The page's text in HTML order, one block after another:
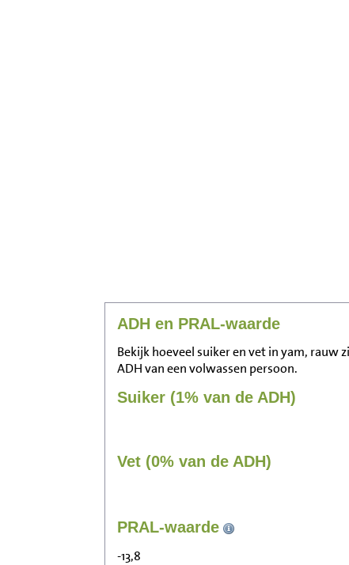
ADH en PRAL-waarde
Bekijk hoeveel suiker en vet in yam, rauw
ADH van een volwassen persoon.
Suiker (1% van de ADH)
Vet (0% van de ADH)
PRAL-waarde
-13,8